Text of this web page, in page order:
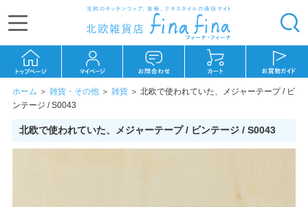
ホーム ＞ 雑貨・その他 ＞ 雑貨 ＞ 北欧で使われていた、メジャーテープ / ビ
ンテージ / S0043
北欧で使われていた、メジャーテープ / ビンテージ / S0043